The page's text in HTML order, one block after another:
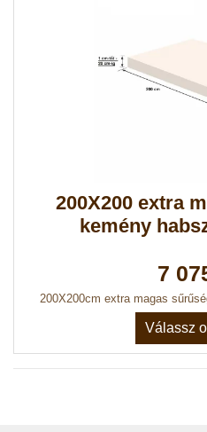
200X200 extra
kemény
7
200X200cm extra magas
Válassz